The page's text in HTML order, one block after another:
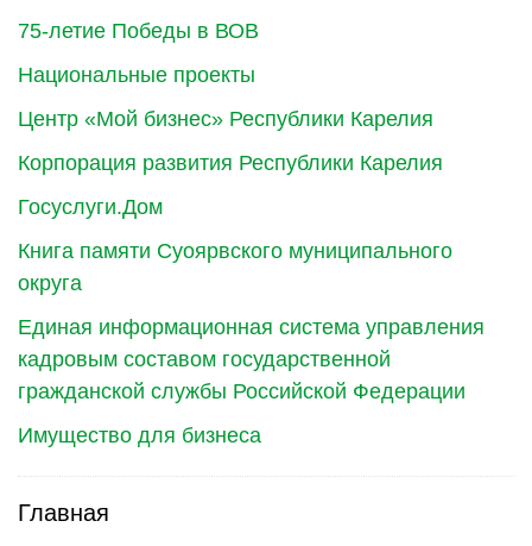
75-летие Победы в ВОВ
Национальные проекты
Центр «Мой бизнес» Республики Карелия
Корпорация развития Республики Карелия
Госуслуги.Дом
Книга памяти Суоярвского муниципального
округа
Единая информационная система управления
кадровым составом государственной
гражданской службы Российской Федерации
Имущество для бизнеса
Главная